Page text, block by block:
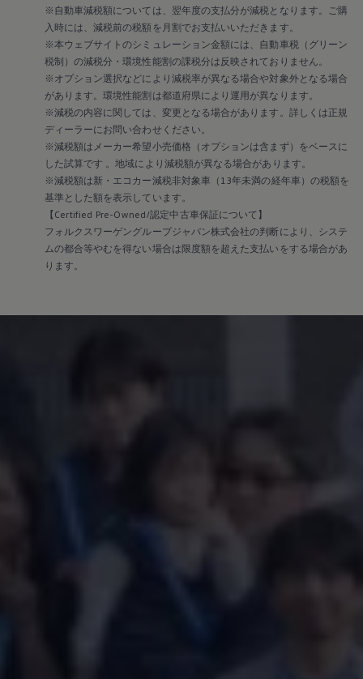
※自動車減税額については、翌年度の支払分が減税となります。ご購
入時には、減税前の税額を月割でお支払いいただきます。
※本ウェブサイトのシミュレーション金額には、自動車税（グリーン
税制）の減税分・環境性能割の課税分は反映されておりません。
※オプション選択などにより減税率が異なる場合や対象外となる場合
があります。環境性能割は都道府県により運用が異なります。
※減税の内容に関しては、変更となる場合があります。詳しくは正規
ディーラーにお問い合わせください。
※減税額はメーカー希望小売価格（オプションは含まず）をベースに
した試算です 。地域により減税額が異なる場合があります。
※減税額は新・エコカー減税非対象車（13年未満の経年車）の税額を
基準とした額を表示しています。
【Certified Pre-Owned/認定中古車保証について】
フォルクスワーゲングループジャパン株式会社の判断により、システ
ムの都合等やむを得ない場合は限度額を超えた支払いをする場合があ
ります。